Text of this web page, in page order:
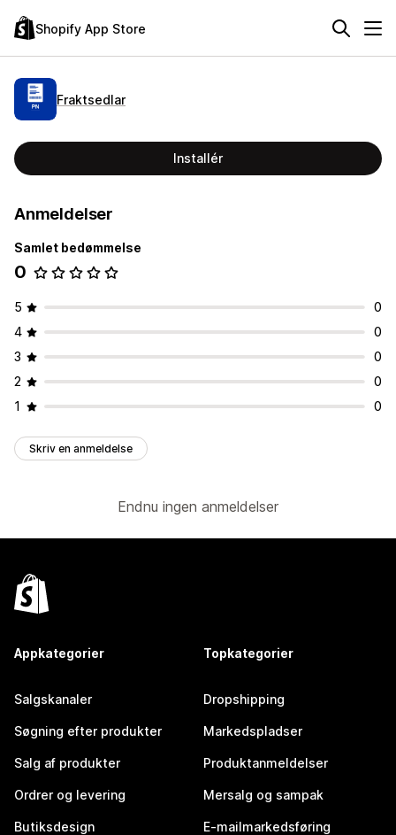
Shopify App Store
Fraktsedlar
Installér
Anmeldelser
Samlet bedømmelse
0
5
0
4
0
3
0
2
0
1
0
Skriv en anmeldelse
Endnu ingen anmeldelser
Appkategorier
Salgskanaler
Søgning efter produkter
Salg af produkter
Ordrer og levering
Butiksdesign
Topkategorier
Dropshipping
Markedspladser
Produktanmeldelser
Mersalg og sampak
E-mailmarkedsføring